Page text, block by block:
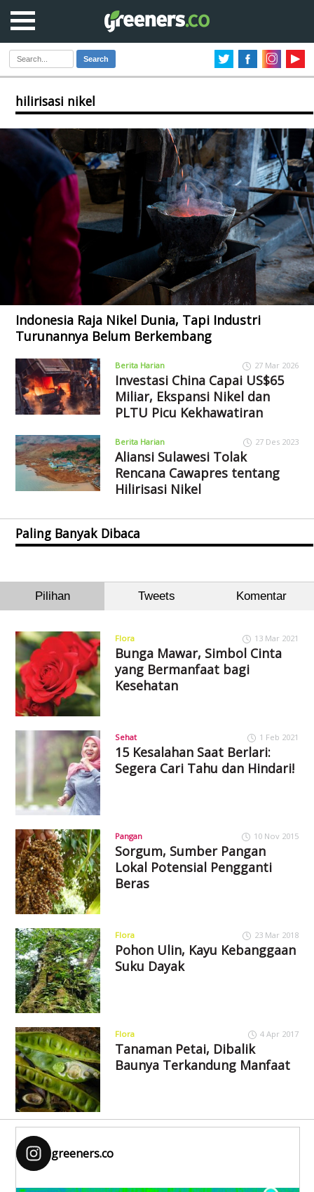
Search
hilirisasi nikel
Indonesia Raja Nikel Dunia, Tapi Industri
Turunannya Belum Berkembang
Berita Harian 27 Mar 2026
Investasi China Capai US$65
Miliar, Ekspansi Nikel dan
PLTU Picu Kekhawatiran
Berita Harian 27 Des 2023
Aliansi Sulawesi Tolak
Rencana Cawapres tentang
Hilirisasi Nikel
Paling Banyak Dibaca
Pilihan Tweets Komentar
Flora 13 Mar 2021
Bunga Mawar, Simbol Cinta
yang Bermanfaat bagi
Kesehatan
Sehat 1 Feb 2021
15 Kesalahan Saat Berlari:
Segera Cari Tahu dan Hindari!
Pangan 10 Nov 2015
Sorgum, Sumber Pangan
Lokal Potensial Pengganti
Beras
Flora 23 Mar 2018
Pohon Ulin, Kayu Kebanggaan
Suku Dayak
Flora 4 Apr 2017
Tanaman Petai, Dibalik
Baunya Terkandung Manfaat
greeners.co